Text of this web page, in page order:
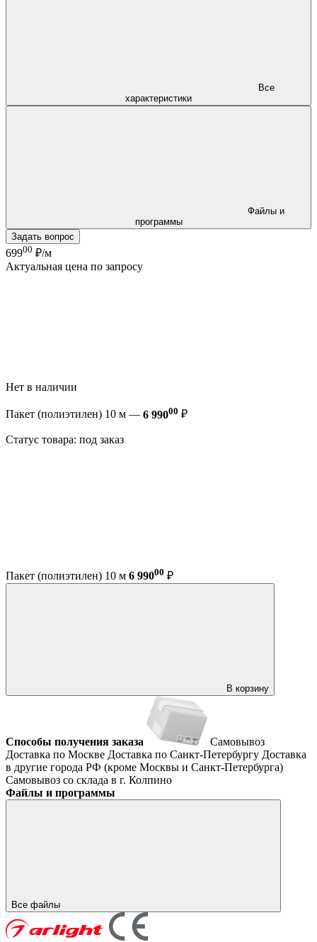
характеристики
программы
Задать вопрос
69900 ₽/м
Актуальная цена по запросу
Нет в наличии
Пакет (полиэтилен) 10 м — 6 99000 ₽
Статус товара: под заказ
Пакет (полиэтилен) 10 м 6 99000 ₽
В корзину
Способы получения заказа
Самовывоз
Доставка по Москве Доставка по Санкт-Петербургу Доставка
в другие города РФ (кроме Москвы и Санкт-Петербурга)
Самовывоз со склада в г. Колпино
Файлы и программы
Все файлы